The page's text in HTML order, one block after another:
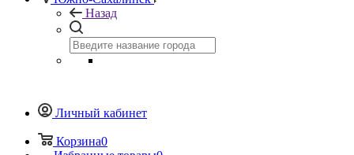
Назад
Личный кабинет
Корзина0